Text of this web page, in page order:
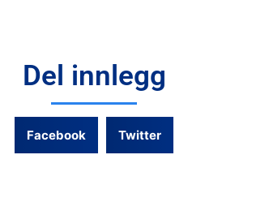
Del innlegg
Facebook Twitter